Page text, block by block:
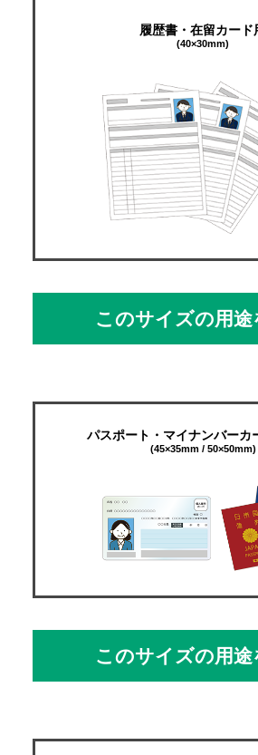
履歴書・在留カード
(40×30mm)
このサイズの用途
パスポート・マイナンバーカ
(45×35mm / 50×50mm)
このサイズの用途